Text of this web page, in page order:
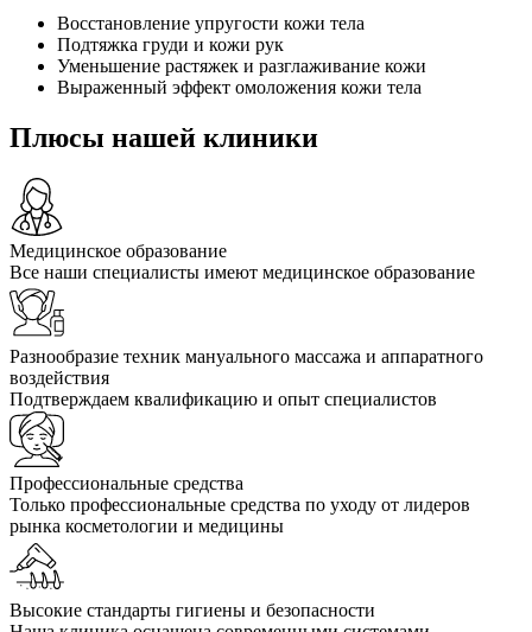
Восстановление упругости кожи тела
Подтяжка груди и кожи рук
Уменьшение растяжек и разглаживание кожи
Выраженный эффект омоложения кожи тела
Плюсы нашей клиники
Медицинское образование
Все наши специалисты имеют медицинское образование
Разнообразие техник мануального массажа и аппаратного
воздействия
Подтверждаем квалификацию и опыт специалистов
Профессиональные средства
Только профессиональные средства по уходу от лидеров
рынка косметологии и медицины
Высокие стандарты гигиены и безопасности